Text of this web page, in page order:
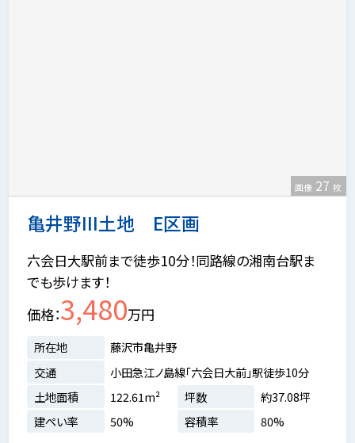
亀井野III土地 E区画
画像 27 枚
六会日大駅前まで徒歩10分！同路線の湘南台駅ま
でも歩けます！
価格 3,480万円
所在地
藤沢市亀井野
交通
小田急江ノ島線「六会日大前」駅徒歩10分
土地面積
122.61m² 坪数
約37.08坪
建ぺい率
50% 容積率 80%